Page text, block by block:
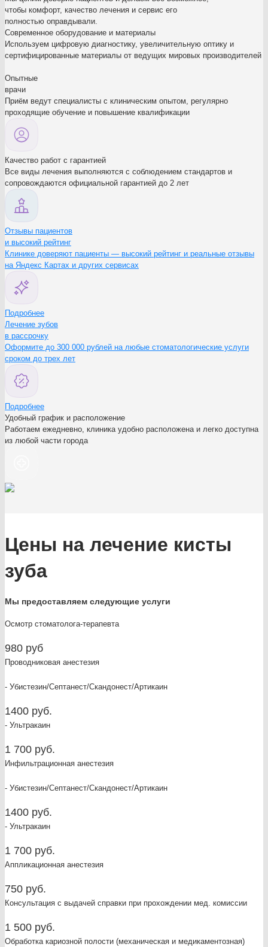
чтобы комфорт, качество лечения и сервис его
полностью оправдывали.
Современное оборудование и материалы
Используем цифровую диагностику, увеличительную оптику и
сертифицированные материалы от ведущих мировых производителей
Опытные
врачи
Приём ведут специалисты с клиническим опытом, регулярно
проходящие обучение и повышение квалификации
Качество работ с гарантией
Все виды лечения выполняются с соблюдением стандартов и
сопровождаются официальной гарантией до 2 лет
Отзывы пациентов
и высокий рейтинг
Клинике доверяют пациенты — высокий рейтинг и реальные отзывы
на Яндекс Картах и других сервисах
Подробнее
Лечение зубов
в рассрочку
Оформите до 300 000 рублей на любые стоматологические услуги
сроком до трех лет
Подробнее
Удобный график и расположение
Работаем ежедневно, клиника удобно расположена и легко доступна
из любой части города
Цены на лечение кисты
зуба
Мы предоставляем следующие услуги
Осмотр стоматолога-терапевта
980 руб
Проводниковая анестезия
- Убистезин/Септанест/Скандонест/Артикаин
1400 руб.
- Ультракаин
1 700 руб.
Инфильтрационная анестезия
- Убистезин/Септанест/Скандонест/Артикаин
1400 руб.
- Ультракаин
1 700 руб.
Аппликационная анестезия
750 руб.
Консультация с выдачей справки при прохождении мед. комиссии
1 500 руб.
Обработка кариозной полости (механическая и медикаментозная)